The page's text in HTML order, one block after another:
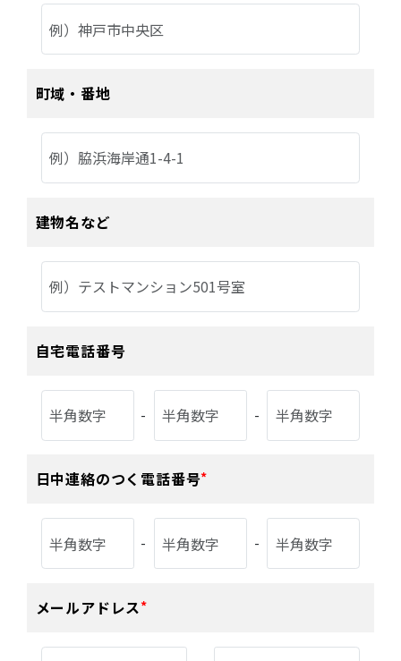
町域・番地
建物名など
自宅電話番号
- -
日中連絡のつく 電話番号
- -
メールアドレス